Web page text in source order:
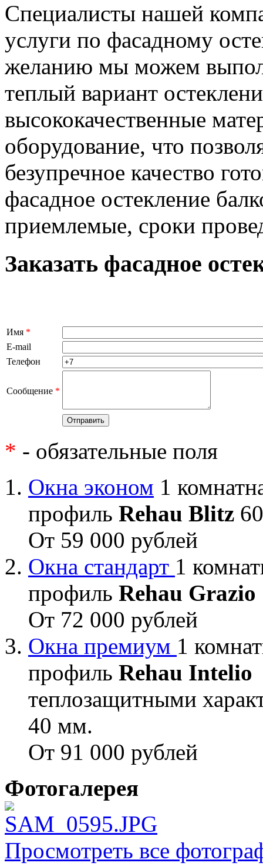
Специалисты нашей
услуги по фасадному
желанию мы можем
теплый вариант
высококачественные
оборудование, что
безупречное качество
фасадное остекление
приемлемые, сроки
Заказать фасадное
Имя *
E-mail
Телефон
Сообщение *
* - обязательные поля
Окна эконом 1
профиль Rehau Blitz
От 59 000 рублей
Окна стандарт 1
профиль Rehau Grazio
От 72 000 рублей
Окна премиум 1
профиль Rehau Intelio
теплозащитными
40 мм.
От 91 000 рублей
Фотогалерея
Просмотреть все